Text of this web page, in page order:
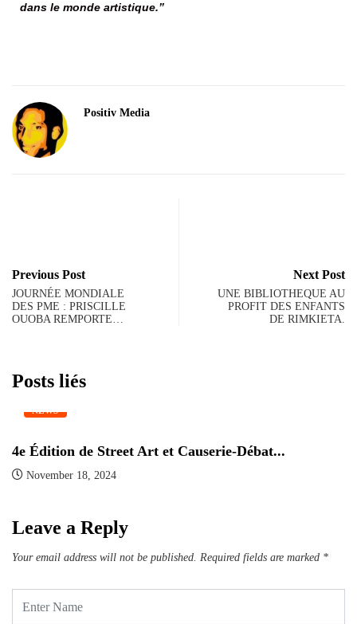
dans le monde artistique.”
Positiv Media
Previous Post
JOURNÉE MONDIALE
DES PME : PRISCILLE
OUOBA REMPORTE…
Next Post
UNE BIBLIOTHEQUE AU
PROFIT DES ENFANTS
DE RIMKIETA.
Posts liés
NEWS
4e Édition de Street Art et Causerie-Débat...
November 18, 2024
Leave a Reply
Your email address will not be published. Required fields are marked *